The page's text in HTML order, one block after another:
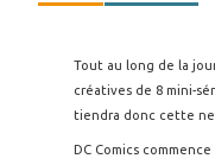
Tout au long de la
créatives de 8 mini-
tiendra donc cette
DC Comics commence